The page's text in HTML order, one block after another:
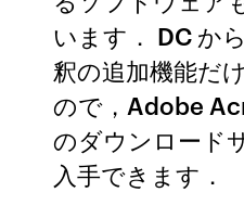
います． DC か
釈の追加機能だ
ので，Adobe
のダウンロード
入手できます．